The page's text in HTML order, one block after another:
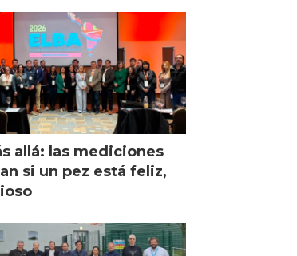
allá: las mediciones
si un pez está feliz,